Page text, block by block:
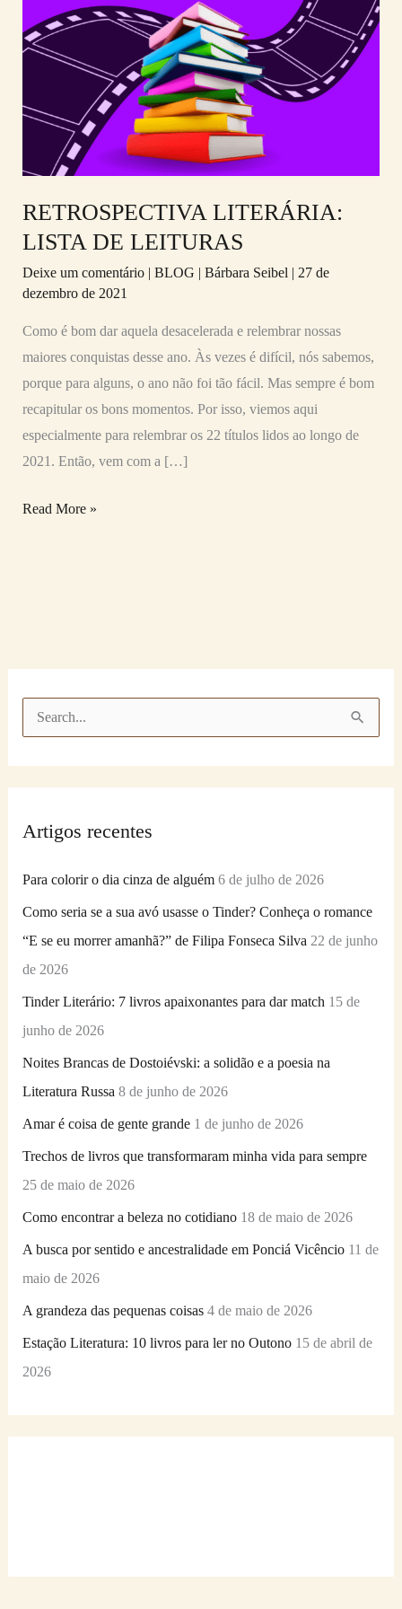
RETROSPECTIVA LITERÁRIA:
LISTA DE LEITURAS
Deixe um comentário | BLOG | Bárbara Seibel | 27 de
dezembro de 2021
Como é bom dar aquela desacelerada e relembrar nossas
maiores conquistas desse ano. Às vezes é difícil, nós sabemos,
porque para alguns, o ano não foi tão fácil. Mas sempre é bom
recapitular os bons momentos. Por isso, viemos aqui
especialmente para relembrar os 22 títulos lidos ao longo de
2021. Então, vem com a […]
LITERÁRIA:
LISTA
Read More »
u
o
r
:
Artigos recentes
Para colorir o dia cinza de alguém 6 de julho de 2026
Como seria se a sua avó usasse o Tinder? Conheça o romance
“E se eu morrer amanhã?” de Filipa Fonseca Silva 22 de junho
de 2026
Tinder Literário: 7 livros apaixonantes para dar match 15 de
junho de 2026
Noites Brancas de Dostoiévski: a solidão e a poesia na
Literatura Russa 8 de junho de 2026
Amar é coisa de gente grande 1 de junho de 2026
Trechos de livros que transformaram minha vida para sempre
25 de maio de 2026
Como encontrar a beleza no cotidiano 18 de maio de 2026
A busca por sentido e ancestralidade em Ponciá Vicêncio 11 de
maio de 2026
A grandeza das pequenas coisas 4 de maio de 2026
Estação Literatura: 10 livros para ler no Outono 15 de abril de
2026